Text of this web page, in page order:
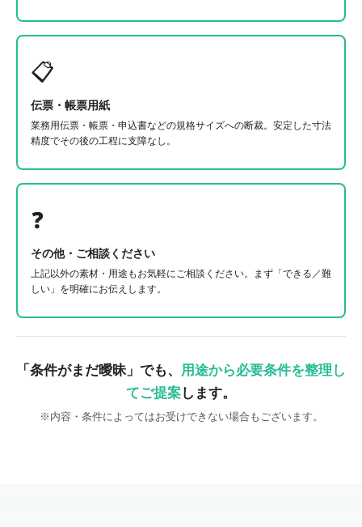
📋
伝票・帳票用紙
業務用伝票・帳票・申込書などの規格サイズへの断裁。安定した寸法
精度でその後の工程に支障なし。
❓
その他・ご相談ください
上記以外の素材・用途もお気軽にご相談ください。まず「できる／難
しい」を明確にお伝えします。
「条件がまだ曖昧」でも、 用途から必要条件を整理し
てご提案します。
※内容・条件によってはお受けできない場合もございます。